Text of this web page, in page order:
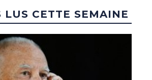
LUS CETTE SEMAINE